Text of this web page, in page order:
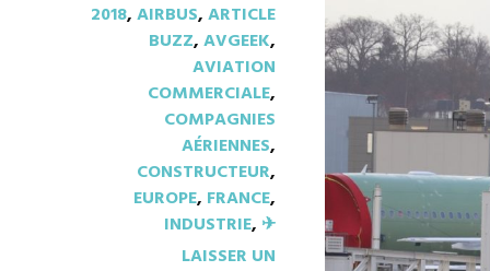
2018,AIRBUS,ARTICLE
BUZZ,AVGEEK,
AVIATION
COMMERCIALE,
COMPAGNIES
AÉRIENNES,
CONSTRUCTEUR,
EUROPE, FRANCE,
INDUSTRIE, ✈︎
LAISSER UN